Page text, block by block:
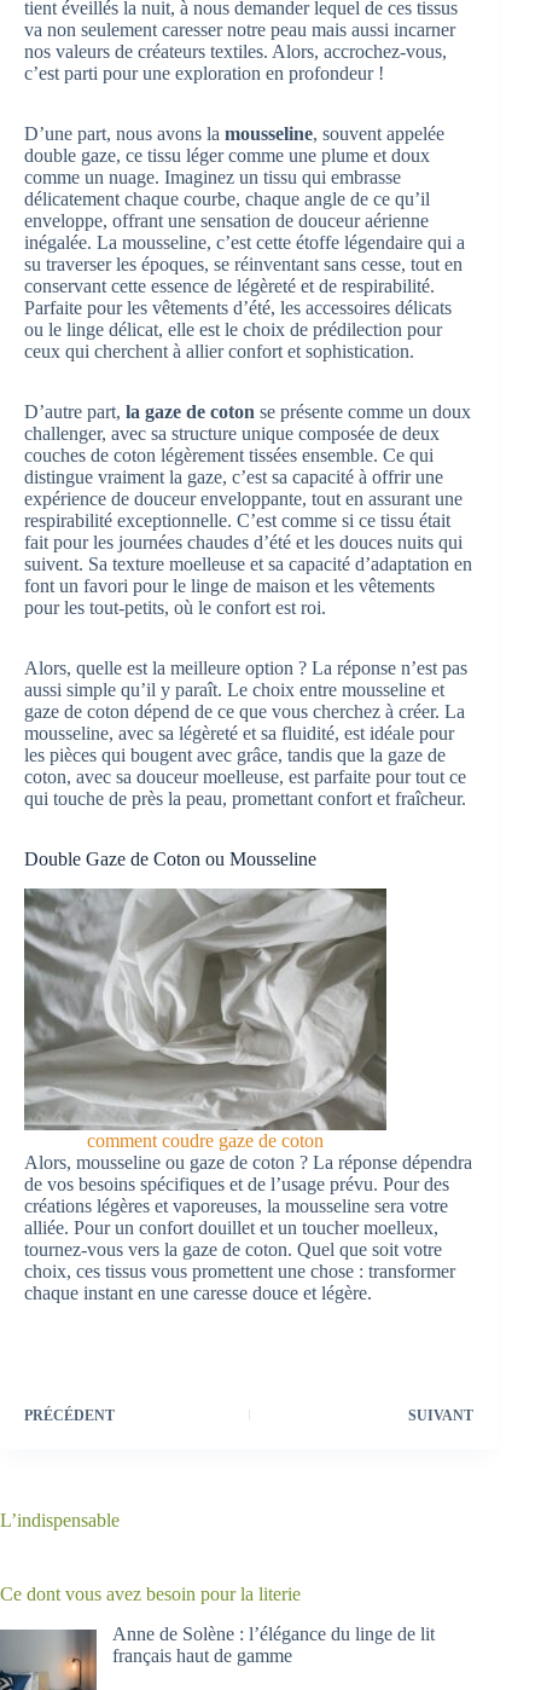
tient éveillés la nuit, à nous demander lequel de ces tissus
va non seulement caresser notre peau mais aussi incarner
nos valeurs de créateurs textiles. Alors, accrochez-vous,
c’est parti pour une exploration en profondeur !
D’une part, nous avons la mousseline, souvent appelée
double gaze, ce tissu léger comme une plume et doux
comme un nuage. Imaginez un tissu qui embrasse
délicatement chaque courbe, chaque angle de ce qu’il
enveloppe, offrant une sensation de douceur aérienne
inégalée. La mousseline, c’est cette étoffe légendaire qui a
su traverser les époques, se réinventant sans cesse, tout en
conservant cette essence de légèreté et de respirabilité.
Parfaite pour les vêtements d’été, les accessoires délicats
ou le linge délicat, elle est le choix de prédilection pour
ceux qui cherchent à allier confort et sophistication.
D’autre part, la gaze de coton se présente comme un doux
challenger, avec sa structure unique composée de deux
couches de coton légèrement tissées ensemble. Ce qui
distingue vraiment la gaze, c’est sa capacité à offrir une
expérience de douceur enveloppante, tout en assurant une
respirabilité exceptionnelle. C’est comme si ce tissu était
fait pour les journées chaudes d’été et les douces nuits qui
suivent. Sa texture moelleuse et sa capacité d’adaptation en
font un favori pour le linge de maison et les vêtements
pour les tout-petits, où le confort est roi.
Alors, quelle est la meilleure option ? La réponse n’est pas
aussi simple qu’il y paraît. Le choix entre mousseline et
gaze de coton dépend de ce que vous cherchez à créer. La
mousseline, avec sa légèreté et sa fluidité, est idéale pour
les pièces qui bougent avec grâce, tandis que la gaze de
coton, avec sa douceur moelleuse, est parfaite pour tout ce
qui touche de près la peau, promettant confort et fraîcheur.
Double Gaze de Coton ou Mousseline
comment coudre gaze de coton
Alors, mousseline ou gaze de coton ? La réponse dépendra
de vos besoins spécifiques et de l’usage prévu. Pour des
créations légères et vaporeuses, la mousseline sera votre
alliée. Pour un confort douillet et un toucher moelleux,
tournez-vous vers la gaze de coton. Quel que soit votre
choix, ces tissus vous promettent une chose : transformer
chaque instant en une caresse douce et légère.
PRÉCÉDENT SUIVANT
L’indispensable
Ce dont vous avez besoin pour la literie
Anne de Solène : l’élégance du linge de lit
français haut de gamme